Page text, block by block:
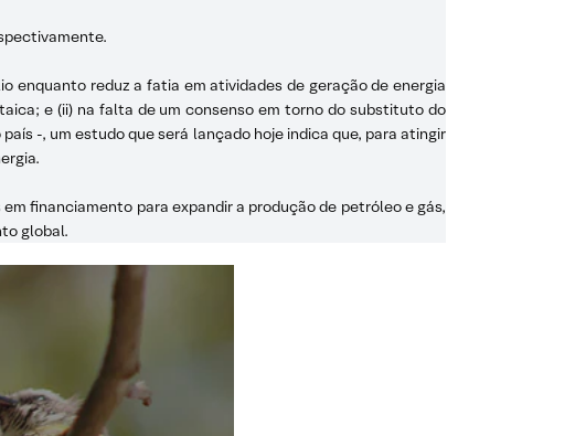
enquanto reduz a fatia em atividades de geração de energia
e (ii) na falta de um consenso em torno do substituto do
-, um estudo que será lançado hoje indica que, para atingir
financiamento para expandir a produção de petróleo e gás,
global.